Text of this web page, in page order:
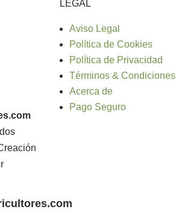
LEGAL
Aviso Legal
Política de Cookies
Política de Privacidad
Términos & Condiciones
Acerca de
Pago Seguro